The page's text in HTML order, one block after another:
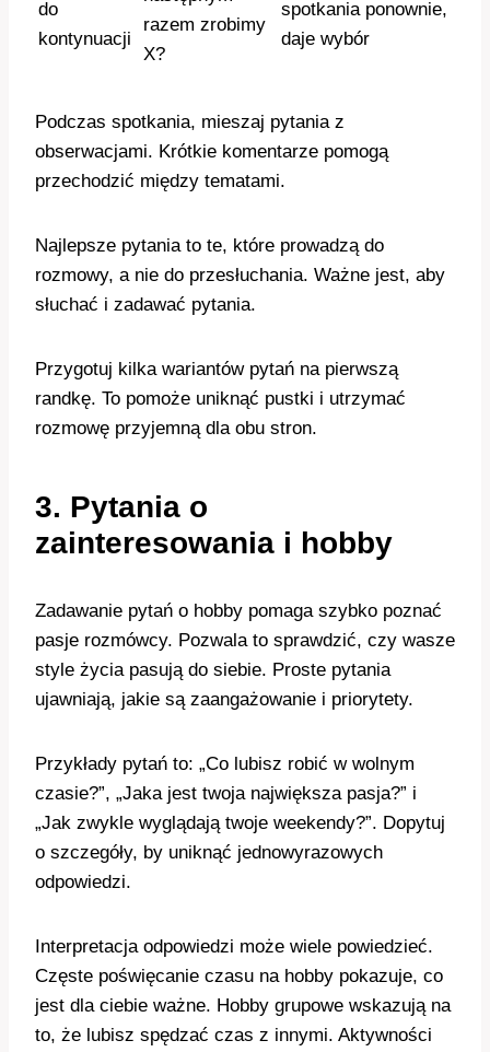
do
kontynuacji
razem zrobimy
X?
spotkania ponownie,
daje wybór
Podczas spotkania, mieszaj pytania z
obserwacjami. Krótkie komentarze pomogą
przechodzić między tematami.
Najlepsze pytania to te, które prowadzą do
rozmowy, a nie do przesłuchania. Ważne jest, aby
słuchać i zadawać pytania.
Przygotuj kilka wariantów pytań na pierwszą
randkę. To pomoże uniknąć pustki i utrzymać
rozmowę przyjemną dla obu stron.
3. Pytania o
zainteresowania i hobby
Zadawanie pytań o hobby pomaga szybko poznać
pasje rozmówcy. Pozwala to sprawdzić, czy wasze
style życia pasują do siebie. Proste pytania
ujawniają, jakie są zaangażowanie i priorytety.
Przykłady pytań to: „Co lubisz robić w wolnym
czasie?”, „Jaka jest twoja największa pasja?” i
„Jak zwykle wyglądają twoje weekendy?”. Dopytuj
o szczegóły, by uniknąć jednowyrazowych
odpowiedzi.
Interpretacja odpowiedzi może wiele powiedzieć.
Częste poświęcanie czasu na hobby pokazuje, co
jest dla ciebie ważne. Hobby grupowe wskazują na
to, że lubisz spędzać czas z innymi. Aktywności